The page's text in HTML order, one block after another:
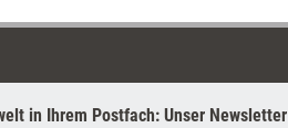
in Ihrem Postfach: Unser Newsletter